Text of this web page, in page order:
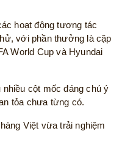
hoạt động tương tác
với phần thưởng là cặp
World Cup và Hyundai
cột mốc đáng chú ý
tỏa chưa từng có.
Việt vừa trải nghiệm